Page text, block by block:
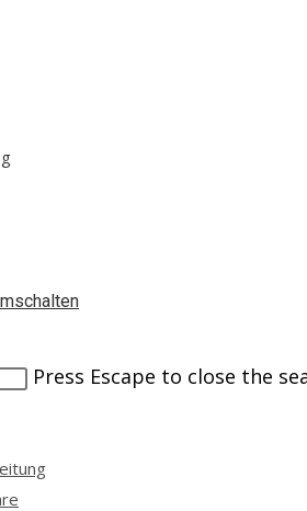
Press Escape to close the